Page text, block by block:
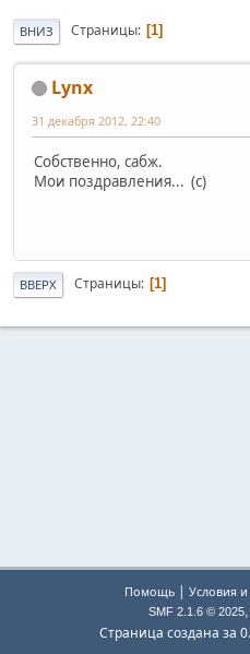
ВНИЗ Страницы 1
Lynx
31 декабря 2012, 22:40
Собственно, сабж.
Мои поздравления... (с)
ВВЕРХ Страницы 1
Помощь | Условия
SMF 2.1.6 © 2025,
Страница создана за